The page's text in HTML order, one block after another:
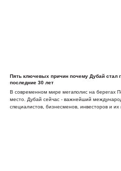
Пять ключевых причин почему Дубай
последние 30 лет
В современном мире мегаполис на берегах
место. Дубай сейчас - важнейший
специалистов, бизнесменов, инвесторов и их